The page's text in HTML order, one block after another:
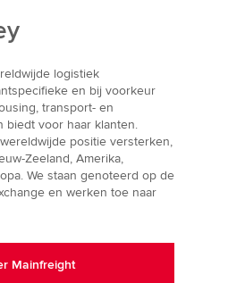
logistiek
en bij voorkeur
transport- en
biedt voor haar klanten.
positie versterken,
Zeeland, Amerika,
We staan genoteerd op de
en werken toe naar
Mainfreight